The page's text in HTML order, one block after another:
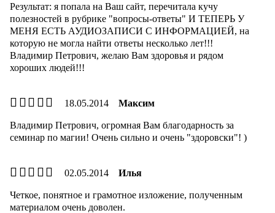
Результат: я попала на Ваш сайт, перечитала кучу
полезностей в рубрике "вопросы-ответы" И ТЕПЕРЬ У
МЕНЯ ЕСТЬ АУДИОЗАПИСИ С ИНФОРМАЦИЕЙ, на
которую не могла найти ответы несколько лет!!!
Владимир Петрович, желаю Вам здоровья и рядом
хороших людей!!!
18.05.2014 Максим
Владимир Петрович, огромная Вам благодарность за
семинар по магии! Очень сильно и очень "здоровски"! )
02.05.2014 Илья
Четкое, понятное и грамотное изложение, полученным
материалом очень доволен.